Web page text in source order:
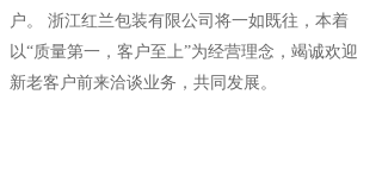
户。 浙江红兰包装有限公司将一如既往，本着
以“质量第一，客户至上”为经营理念，竭诚欢迎
新老客户前来洽谈业务，共同发展。